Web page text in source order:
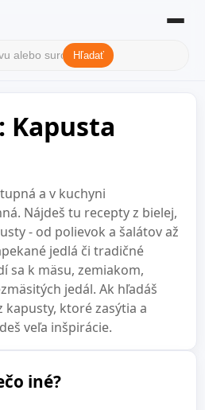
Hľadať
Kapusta
a v kuchyni
Nájdeš tu recepty z bielej,
- od polievok a šalátov až
jedlá či tradičné
sa k mäsu, zemiakom,
jedál. Ak hľadáš
ktoré zasýtia a
veľa inšpirácie.
iné?